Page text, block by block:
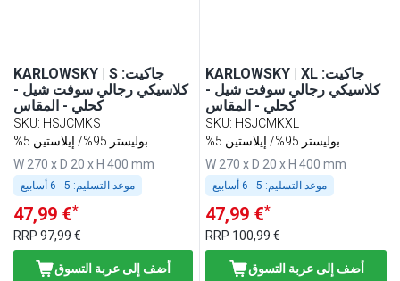
KARLOWSKY | S :جاكيت
كلاسيكي رجالي سوفت شيل -
كحلي - المقاس
SKU: HSJCMKS
%5 بوليستر 95%/ إيلاستين
W 270 x D 20 x H 400 mm
موعد التسليم:
47,99 €*
RRP 97,99 €
أضف إلى عربة التسوق
KARLOWSKY | XL :جاكيت
كلاسيكي رجالي سوفت شيل -
كحلي - المقاس
SKU: HSJCMKXL
%5 بوليستر 95%/ إيلاستين
W 270 x D 20 x H 400 mm
موعد التسليم:
47,99 €*
RRP 100,99 €
أضف إلى عربة التسوق